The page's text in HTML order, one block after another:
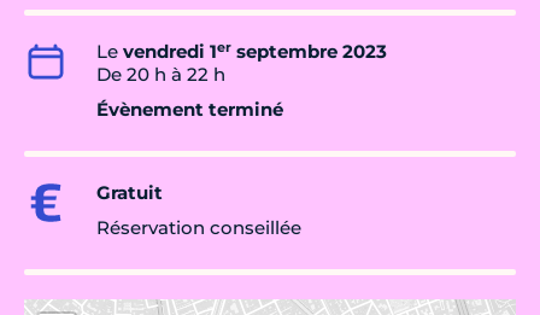
Le vendredi 1er septembre 2023
De 20 h à 22 h
Évènement terminé
Gratuit
Réservation conseillée